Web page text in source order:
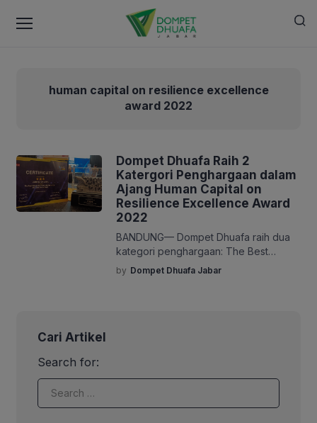
human capital on resilience excellence
award 2022
Dompet Dhuafa Raih 2
Katergori Penghargaan dalam
Ajang Human Capital on
Resilience Excellence Award
2022
BANDUNG— Dompet Dhuafa raih dua
kategori penghargaan: The Best
Employee Value & Performance dan
The Best Recruitment pada acara
proses penjurian oleh para akademisi.
by Dompet Dhuafa Jabar
Cari Artikel
Search for: